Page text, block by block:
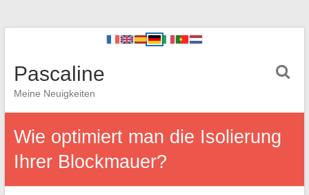
Pascaline
Meine Neuigkeiten
Wie optimiert man die Isolierung
Ihrer Blockmauer?